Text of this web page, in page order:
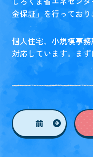
金保証」を行っており
個人住宅、小規模事
対応しています。ま
前